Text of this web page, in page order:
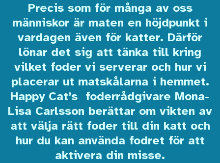
Precis som för många av oss
människor är maten en höjdpunkt i
vardagen även för katter. Därför
lönar det sig att tänka till kring
vilket foder vi serverar och hur vi
placerar ut matskålarna i hemmet.
Happy Cat’s foderrådgivare Mona-
Lisa Carlsson berättar om vikten av
att välja rätt foder till din katt och
hur du kan använda fodret för att
aktivera din misse.